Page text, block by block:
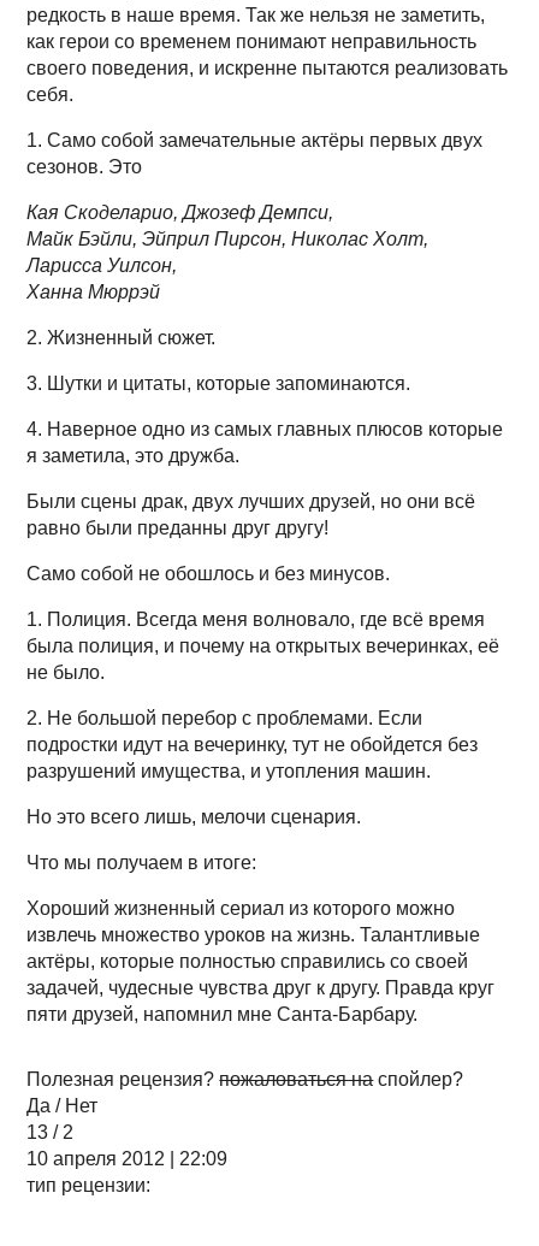
редкость в наше время. Так же нельзя не заметить,
как герои со временем понимают неправильность
своего поведения, и искренне пытаются реализовать
себя.
1. Само собой замечательные актёры первых двух
сезонов. Это
Кая Скоделарио, Джозеф Демпси,
Майк Бэйли, Эйприл Пирсон, Николас Холт,
Ларисса Уилсон,
Ханна Мюррэй
2. Жизненный сюжет.
3. Шутки и цитаты, которые запоминаются.
4. Наверное одно из самых главных плюсов которые
я заметила, это дружба.
Были сцены драк, двух лучших друзей, но они всё
равно были преданны друг другу!
Само собой не обошлось и без минусов.
1. Полиция. Всегда меня волновало, где всё время
была полиция, и почему на открытых вечеринках, её
не было.
2. Не большой перебор с проблемами. Если
подростки идут на вечеринку, тут не обойдется без
разрушений имущества, и утопления машин.
Но это всего лишь, мелочи сценария.
Что мы получаем в итоге:
Хороший жизненный сериал из которого можно
извлечь множество уроков на жизнь. Талантливые
актёры, которые полностью справились со своей
задачей, чудесные чувства друг к другу. Правда круг
пяти друзей, напомнил мне Санта-Барбару.
Полезная рецензия?пожаловаться наспойлер?
Да / Нет
13 / 2
10 апреля 2012 | 22:09
тип рецензии: